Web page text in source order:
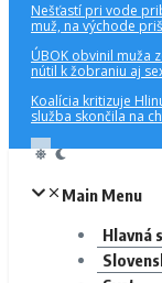
Nešťastí pri vode
muž, na východe
ÚBOK obvinil muža
nútil k žobraniu aj
Koalícia kritizuje
služba skončila na
Main Menu
Hlavná